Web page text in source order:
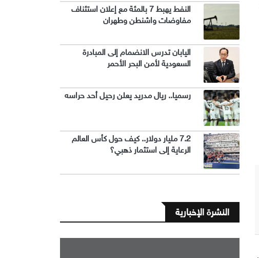
النفط يهبط 7 بالمئة مع إعلان استئناف
مفاوضات واشنطن وطهران
اليابان تدرس الانضمام إلى المبادرة
السعودية لأمن البحر الأحمر
رسميا.. ريال مدريد يعلن رحيل أحد حراسه
7.2 مليار دولار.. كيف حول كأس العالم
الرعاية إلى استثمار ذهبي؟
النشرة الإخبارية